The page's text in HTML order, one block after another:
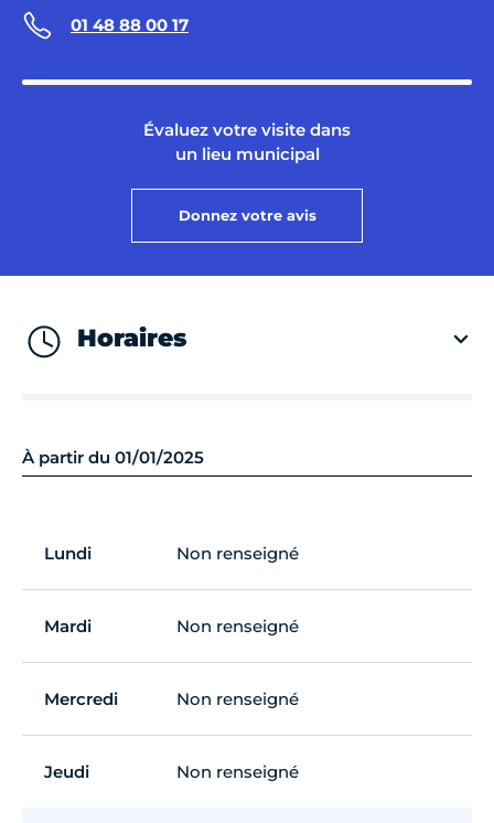
01 48 88 00 17
Évaluez votre visite dans
un lieu municipal
Donnez votre avis
Horaires
À partir du 01/01/2025
Lundi Non renseigné
Mardi Non renseigné
Mercredi Non renseigné
Jeudi Non renseigné